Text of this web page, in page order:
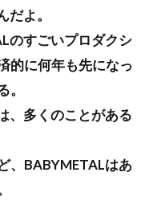
よ。
のすごいプロダクシ
的に何年も先になっ
。
、多くのことがある
、BABYMETALはあ